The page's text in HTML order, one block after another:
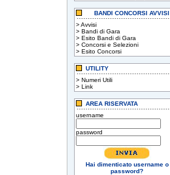
BANDI CONCORSI AVVISI
>Avvisi
> Bandi di Gara
> Esito Bandi di Gara
> Concorsi e Selezioni
> Esito Concorsi
UTILITY
> Numeri Utili
> Link
AREA RISERVATA
username
password
Hai dimenticato username o
password?